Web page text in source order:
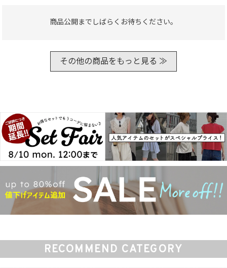
価格（税込）
〜
在庫なし商品
表示する 表示しない
検索
商品公開までしばらくお待ちください。
その他の商品をもっと見る ≫
RECOMMEND CATEGORY